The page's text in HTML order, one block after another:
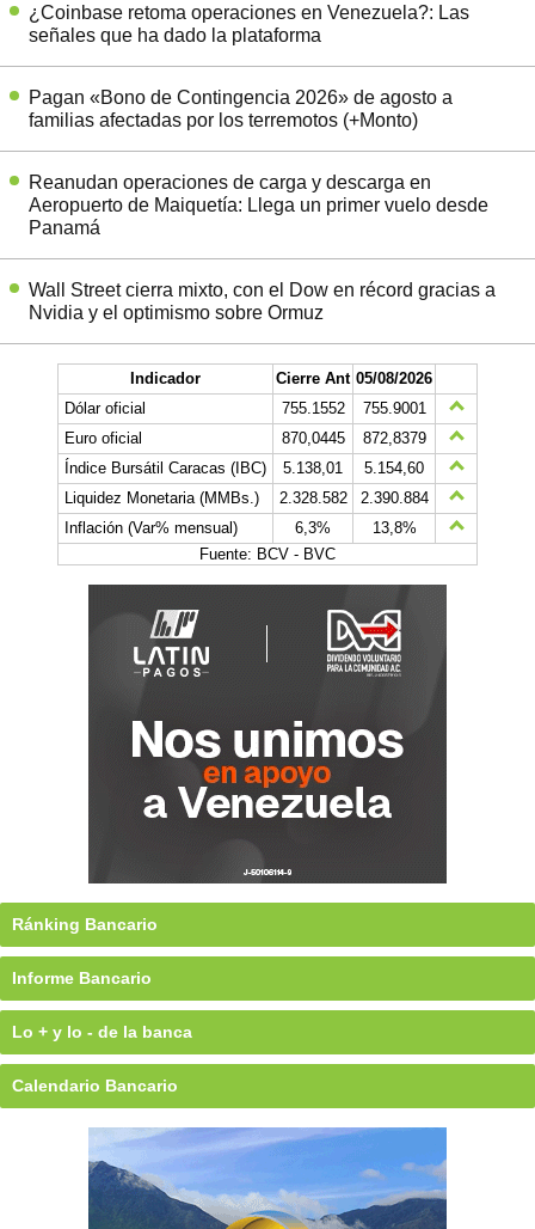
¿Coinbase retoma operaciones en Venezuela?: Las
señales que ha dado la plataforma
Pagan «Bono de Contingencia 2026» de agosto a
familias afectadas por los terremotos (+Monto)
Reanudan operaciones de carga y descarga en
Aeropuerto de Maiquetía: Llega un primer vuelo desde
Panamá
Wall Street cierra mixto, con el Dow en récord gracias a
Nvidia y el optimismo sobre Ormuz
Indicador Cierre Ant 05/08/2026
Dólar oficial
755.1552
755.9001
Euro oficial
870,0445
872,8379
Índice Bursátil Caracas (IBC)
5.138,01
5.154,60
Liquidez Monetaria (MMBs.)
2.328.582
2.390.884
Inflación (Var% mensual)
6,3%
13,8%
Fuente: BCV - BVC
Ránking Bancario
Informe Bancario
Lo + y lo - de la banca
Calendario Bancario